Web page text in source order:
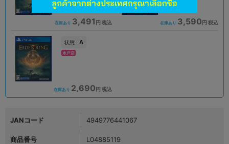
在庫あり 3,491 円 税込 在庫あり 3,590円 税込
状態 : A
水戸店
在庫あり 2,690円 税込
JANコード 4949776441067
商品番号 L04885119